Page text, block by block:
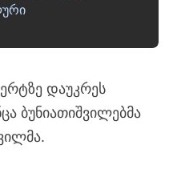
დაუკრეს
ბუნიათიშვილებმა